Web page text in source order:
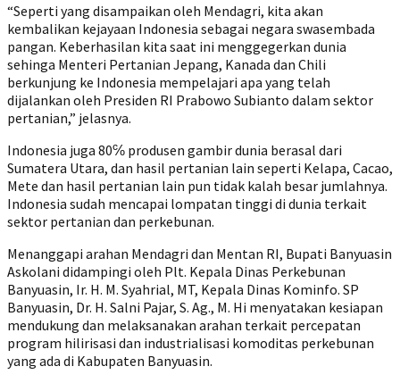
“Seperti yang disampaikan oleh Mendagri, kita akan
kembalikan kejayaan Indonesia sebagai negara swasembada
pangan. Keberhasilan kita saat ini menggegerkan dunia
sehinga Menteri Pertanian Jepang, Kanada dan Chili
berkunjung ke Indonesia mempelajari apa yang telah
dijalankan oleh Presiden RI Prabowo Subianto dalam sektor
pertanian,” jelasnya.
Indonesia juga 80℅ produsen gambir dunia berasal dari
Sumatera Utara, dan hasil pertanian lain seperti Kelapa, Cacao,
Mete dan hasil pertanian lain pun tidak kalah besar jumlahnya.
Indonesia sudah mencapai lompatan tinggi di dunia terkait
sektor pertanian dan perkebunan.
Menanggapi arahan Mendagri dan Mentan RI, Bupati Banyuasin
Askolani didampingi oleh Plt. Kepala Dinas Perkebunan
Banyuasin, Ir. H. M. Syahrial, MT, Kepala Dinas Kominfo. SP
Banyuasin, Dr. H. Salni Pajar, S. Ag., M. Hi menyatakan kesiapan
mendukung dan melaksanakan arahan terkait percepatan
program hilirisasi dan industrialisasi komoditas perkebunan
yang ada di Kabupaten Banyuasin.